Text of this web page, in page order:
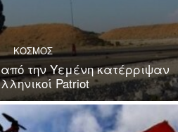
ΚΟΣΜΟΣ
την Υεμένη κατέρριψαν
Patriot